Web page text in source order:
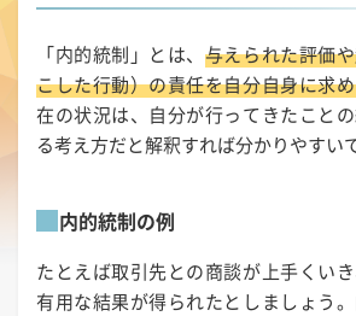
「内的統制」とは、 与えられた評価
こした行動）の責任を自分自身に求
在の状況は、自分が行ってきたこと
る考え方だと解釈すれば分かりやすい
内的統制の例
たとえば取引先との商談が上手くい
有用な結果が得られたとしましょう